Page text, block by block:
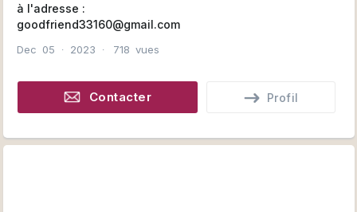
à l'adresse :
goodfriend33160@gmail.com
Dec 05 ∙ 2023 ∙ 718 vues
Contacter
Profil